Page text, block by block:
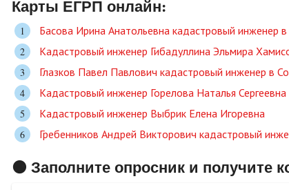
Карты ЕГРП онлайн:
Басова Ирина Анатольевна кадастровый инженер в
Кадастровый инженер Гибадуллина Эльмира
Глазков Павел Павлович кадастровый инженер в
Кадастровый инженер Горелова Наталья Сергеевна
Кадастровый инженер Выбрик Елена Игоревна
Гребенников Андрей Викторович кадастровый
🟠 Заполните опросник и получите